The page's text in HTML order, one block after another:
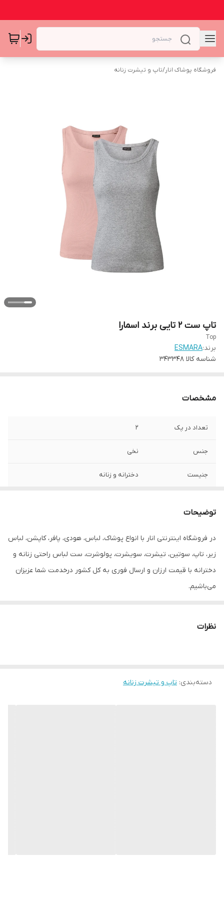
فروشگاه پوشاک انار/تاپ و تیشرت زنانه
تاپ ست 2 تایی برند اسمارا
Top
برند:ESMARA
شناسه کالا 343348
مشخصات
تعداد در پک 2
جنس نخی
جنیست دخترانه و زنانه
توضیحات
در فروشگاه اینترنتی انار با انواع پوشاک، لباس، هودی، پافر، کاپشن، لباس
زیر، تاپ، سوتین، تیشرت، سویشرت، پولوشرت، ست لباس راحتی زنانه و
دخترانه با قیمت ارزان و ارسال فوری به کل کشور درخدمت شما عزیزان
می‌باشیم.
نظرات
دسته‌بندی: تاپ و تیشرت زنانه